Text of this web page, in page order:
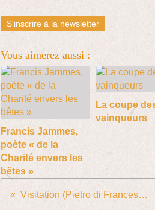
S'inscrire à la newsletter
Vous aimerez aussi :
Francis Jammes,
poète « de la
Charité envers les
bêtes »
La coupe
vainqueurs
Visitation (Pietro di Francesco degli Orioli)